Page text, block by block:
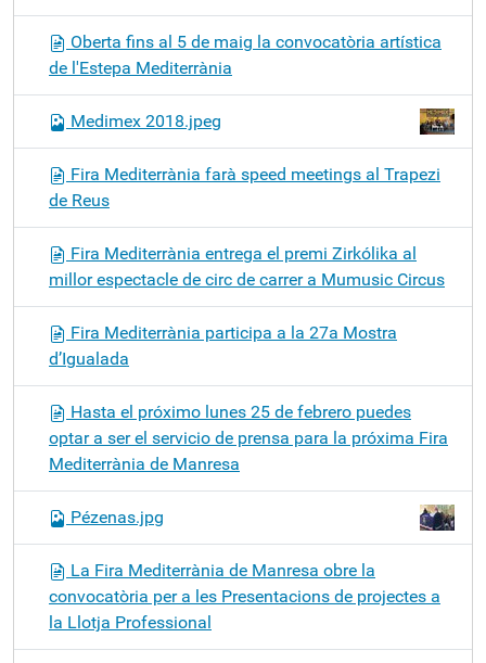
Oberta fins al 5 de maig la convocatòria artística
de l'Estepa Mediterrània
Medimex 2018.jpeg
Fira Mediterrània farà speed meetings al Trapezi
de Reus
Fira Mediterrània entrega el premi Zirkólika al
millor espectacle de circ de carrer a Mumusic Circus
Fira Mediterrània participa a la 27a Mostra
d’Igualada
Hasta el próximo lunes 25 de febrero puedes
optar a ser el servicio de prensa para la próxima Fira
Mediterrània de Manresa
Pézenas.jpg
La Fira Mediterrània de Manresa obre la
convocatòria per a les Presentacions de projectes a
la Llotja Professional